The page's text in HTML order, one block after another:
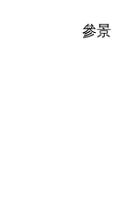
參